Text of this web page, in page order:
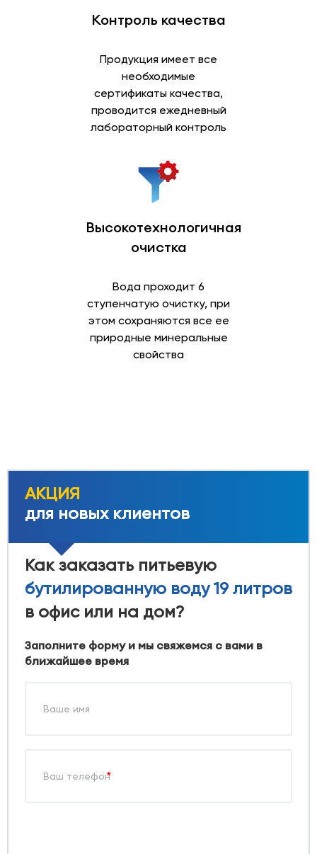
Контроль качества
Продукция имеет все
необходимые
сертификаты качества,
проводится ежедневный
лабораторный контроль
Высокотехнологичная
очистка
Вода проходит 6
ступенчатую очистку, при
этом сохраняются все ее
природные минеральные
свойства
АКЦИЯ
для новых клиентов
Как заказать питьевую
бутилированную воду 19 литров
в офис или на дом?
Заполните форму и мы свяжемся с вами в
ближайшее время
*